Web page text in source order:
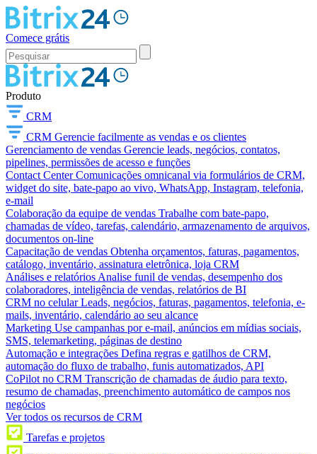
Comece grátis
Produto
CRM
CRM Gerencie facilmente as vendas e os clientes
Gerenciamento de vendas Gerencie leads, negócios, contatos,
pipelines, permissões de acesso e funções
Contact Center Comunicações omnicanal via formulários de CRM,
widget do site, bate-papo ao vivo, WhatsApp, Instagram, telefonia,
e-mail
Colaboração da equipe de vendas Trabalhe com bate-papo,
chamadas de vídeo, tarefas, calendário, armazenamento de arquivos,
documentos on-line
Capacitação de vendas Obtenha orçamentos, faturas, pagamentos,
catálogo, inventário, assinatura eletrônica, loja CRM
Análises e relatórios Analise funil de vendas, desempenho dos
colaboradores, inteligência de vendas, relatórios de BI
CRM no celular Leads, negócios, faturas, pagamentos, telefonia, e-
mails, inventário, calendário ao seu alcance
Marketing Use campanhas por e-mail, anúncios em mídias sociais,
SMS, telemarketing, páginas de destino
Automação e integrações Defina regras e gatilhos de CRM,
automação do fluxo de trabalho, funis automatizados, API
CoPilot no CRM Transcrição de chamadas de áudio para texto,
resumo de chamadas, preenchimento automático de campos nos
negócios
Ver todos os recursos de CRM
Tarefas e projetos